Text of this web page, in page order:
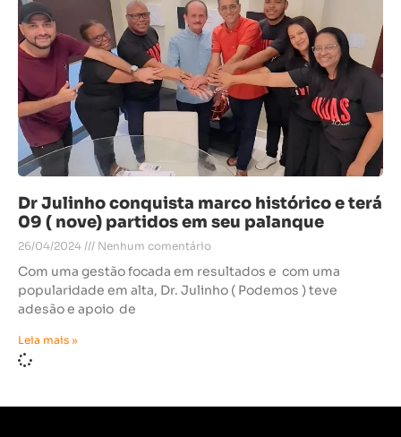
Dr Julinho conquista marco histórico e terá
09 ( nove) partidos em seu palanque
26/04/2024 Nenhum comentário
Com uma gestão focada em resultados e com uma
popularidade em alta, Dr. Julinho ( Podemos ) teve
adesão e apoio de
Leia mais »